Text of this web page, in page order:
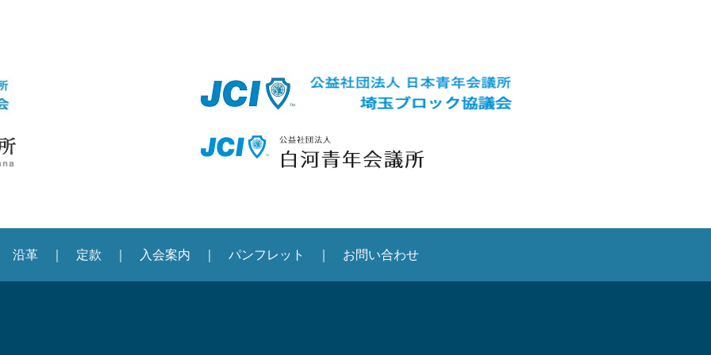
沿革 定款 入会案内 パンフレット お問い合わせ